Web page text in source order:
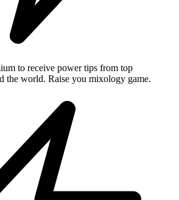
to receive power tips from top
the world. Raise you mixology game.